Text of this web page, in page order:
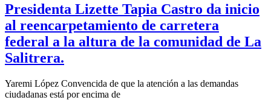
Presidenta Lizette Tapia Castro da inicio
al reencarpetamiento de carretera
federal a la altura de la comunidad de La
Salitrera.
Yaremi López Convencida de que la atención a las demandas
ciudadanas está por encima de